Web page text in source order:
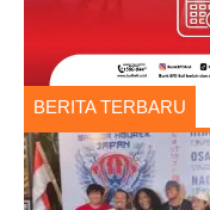
BERITA TERBARU